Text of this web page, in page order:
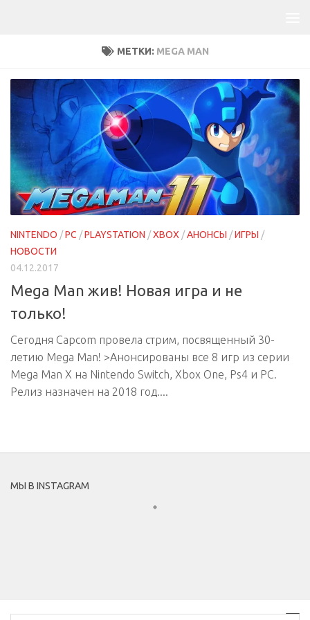
МЕТКИ: MEGA MAN
NINTENDO /PC /PLAYSTATION /XBOX /АНОНСЫ /ИГРЫ /
НОВОСТИ
04.12.2017
Mega Man жив! Новая игра и не
только!
Сегодня Capcom провела стрим, посвященный 30-
летию Mega Man! >Анонсированы все 8 игр из серии
Mega Man X на Nintendo Switch, Xbox One, Ps4 и PC.
Релиз назначен на 2018 год....
МЫ В INSTAGRAM